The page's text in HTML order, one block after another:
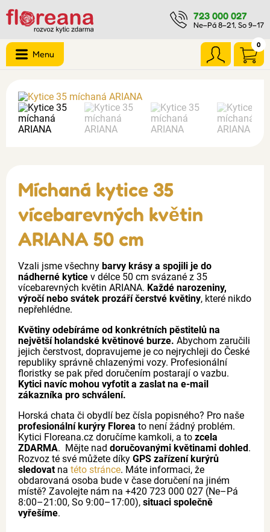
723 000 027
Ne–Pá 8–21, So 9–17
0
Menu
Míchaná kytice 35
vícebarevných květin
ARIANA 50 cm
Vzali jsme všechny barvy krásy a spojili je do
nádherné kytice v délce 50 cm svázané z 35
vícebarevných květin ARIANA. Každé narozeniny,
výročí nebo svátek prozáří čerstvé květiny, které nikdo
nepřehlédne.
Květiny odebíráme od konkrétních pěstitelů na
největší holandské květinové burze. Abychom zaručili
jejich čerstvost, dopravujeme je co nejrychleji do České
republiky správně chlazenými vozy. Profesionální
floristky se pak před doručením postarají o vazbu.
Kytici navíc mohou vyfotit a zaslat na e-mail
zákazníka pro schválení.
Horská chata či obydlí bez čísla popisného? Pro naše
profesionální kurýry Florea to není žádný problém.
Kytici Floreana.cz doručíme kamkoli, a to zcela
ZDARMA. Mějte nad doručovanými květinami dohled.
Rozvoz té své můžete díky GPS zařízení kurýrů
sledovatna této stránce. Máte informaci, že
obdarovaná osoba bude v čase doručení na jiném
místě? Zavolejte nám na +420 723 000 027 (Ne–Pá
8:00–21:00, So 9:00–17:00), situaci společně
vyřešíme.